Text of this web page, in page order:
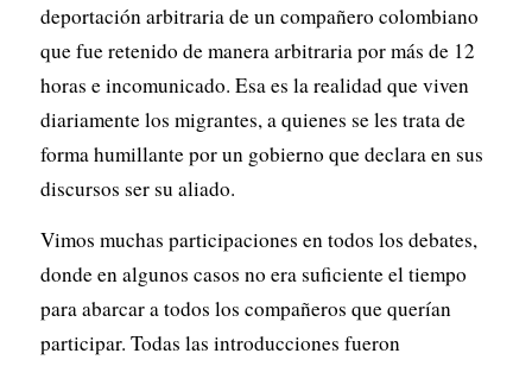
deportación arbitraria de un compañero colombiano
que fue retenido de manera arbitraria por más de 12
horas e incomunicado. Esa es la realidad que viven
diariamente los migrantes, a quienes se les trata de
forma humillante por un gobierno que declara en sus
discursos ser su aliado.
Vimos muchas participaciones en todos los debates,
donde en algunos casos no era suficiente el tiempo
para abarcar a todos los compañeros que querían
participar. Todas las introducciones fueron